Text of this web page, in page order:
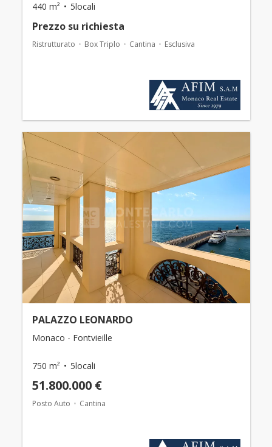
440 m² 5locali
Prezzo su richiesta
Ristrutturato Box Triplo Cantina Esclusiva
PALAZZO LEONARDO
Monaco - Fontvieille
750 m² 5locali
51.800.000 €
Posto Auto Cantina